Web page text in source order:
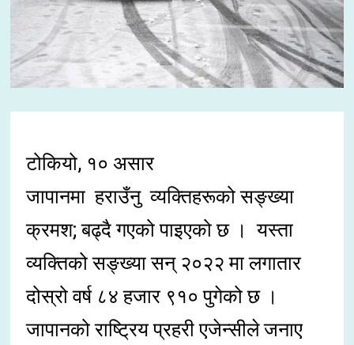
टोकियो, १० असार
जापानमा हराउँनु व्यक्तिहरूको सङ्ख्या
क्रमश; बढ्दै गएको पाइएको छ । यस्ता
व्यक्तिको सङ्ख्या सन् २०२२ मा लगातार
दोस्रो वर्ष ८४ हजार ९१० पुगेको छ ।
जापानको राष्ट्रिय प्रहरी एजेन्सीले जनाए